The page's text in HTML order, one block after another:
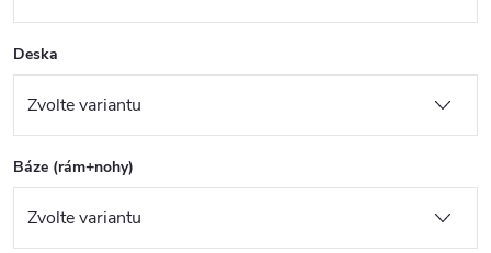
Deska
Báze (rám+nohy)